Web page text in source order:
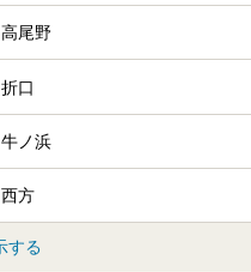
高尾野
折口
牛ノ浜
西方
する